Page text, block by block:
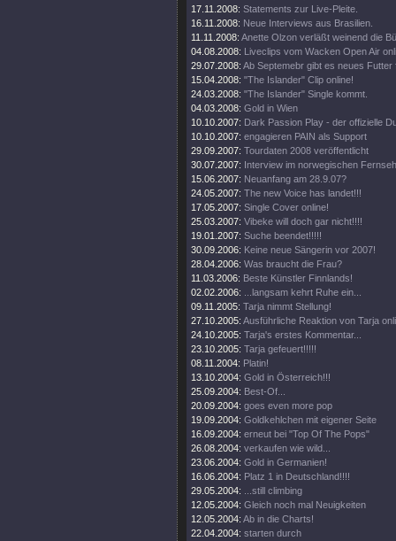
17.11.2008: Statements zur Live-Pleite.
16.11.2008: Neue Interviews aus Brasilien.
11.11.2008: Anette Olzon verläßt weinend die
04.08.2008: Liveclips vom Wacken Open Air
29.07.2008: Ab Septemebr gibt es neues Futter
15.04.2008: "The Islander" Clip online!
24.03.2008: "The Islander" Single kommt.
04.03.2008: Gold in Wien
10.10.2007: Dark Passion Play - der offizielle
10.10.2007: engagieren PAIN als Support
29.09.2007: Tourdaten 2008 veröffentlicht
30.07.2007: Interview im norwegischen
15.06.2007: Neuanfang am 28.9.07?
24.05.2007: The new Voice has landet!!!
17.05.2007: Single Cover online!
25.03.2007: Vibeke will doch gar nicht!!!!
19.01.2007: Suche beendet!!!!!
30.09.2006: Keine neue Sängerin vor 2007!
28.04.2006: Was braucht die Frau?
11.03.2006: Beste Künstler Finnlands!
02.02.2006:
...langsam kehrt Ruhe ein...
09.11.2005: Tarja nimmt Stellung!
27.10.2005: Ausführliche Reaktion von Tarja
24.10.2005: Tarja's erstes Kommentar...
23.10.2005: Tarja gefeuert!!!!!
08.11.2004: Platin!
13.10.2004: Gold in Österreich!!!
25.09.2004: Best-Of...
20.09.2004: goes even more pop
19.09.2004: Goldkehlchen mit eigener Seite
16.09.2004: erneut bei "Top Of The Pops"
26.08.2004: verkaufen wie wild...
23.06.2004: Gold in Germanien!
16.06.2004: Platz 1 in Deutschland!!!!
29.05.2004:
...still climbing
12.05.2004: Gleich noch mal Neuigkeiten
12.05.2004: Ab in die Charts!
22.04.2004: starten durch